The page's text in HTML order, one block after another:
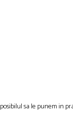
sa le punem in